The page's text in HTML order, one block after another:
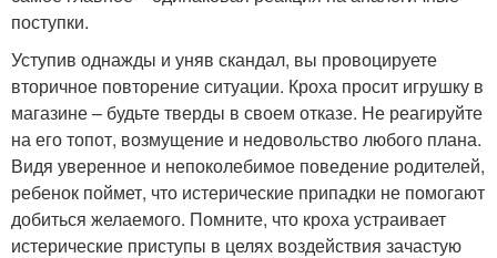
поступки.
Уступив однажды и уняв скандал, вы провоцируете
вторичное повторение ситуации. Кроха просит игрушку в
магазине – будьте тверды в своем отказе. Не реагируйте
на его топот, возмущение и недовольство любого плана.
Видя уверенное и непоколебимое поведение родителей,
ребенок поймет, что истерические припадки не помогают
добиться желаемого. Помните, что кроха устраивает
истерические приступы в целях воздействия зачастую